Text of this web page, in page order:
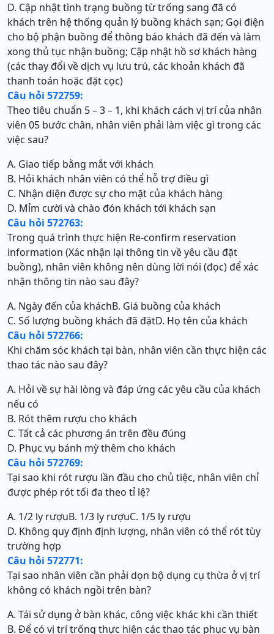
D. Cập nhật tình trạng buồng từ trống sang đã có
khách trên hệ thống quản lý buồng khách sạn; Gọi điện
cho bộ phận buồng để thông báo khách đã đến và làm
xong thủ tục nhận buồng; Cập nhật hồ sơ khách hàng
(các thay đổi về dịch vụ lưu trú, các khoản khách đã
thanh toán hoặc đặt cọc)
Câu hỏi 572759:
Theo tiêu chuẩn 5 – 3 – 1, khi khách cách vị trí của nhân
viên 05 bước chân, nhân viên phải làm việc gì trong các
việc sau?
A. Giao tiếp bằng mắt với khách
B. Hỏi khách nhân viên có thể hỗ trợ điều gì
C. Nhận diện được sự cho mặt của khách hàng
D. Mỉm cười và chào đón khách tới khách sạn
Câu hỏi 572763:
Trong quá trình thực hiện Re-confirm reservation
information (Xác nhận lại thông tin về yêu cầu đặt
buồng), nhân viên không nên dùng lời nói (đọc) để xác
nhận thông tin nào sau đây?
A. Ngày đến của kháchB. Giá buồng của khách
C. Số lượng buồng khách đã đặtD. Họ tên của khách
Câu hỏi 572766:
Khi chăm sóc khách tại bàn, nhân viên cần thực hiện các
thao tác nào sau đây?
A. Hỏi về sự hài lòng và đáp ứng các yêu cầu của khách
nếu có
B. Rót thêm rượu cho khách
C. Tất cả các phương án trên đều đúng
D. Phục vụ bánh mỳ thêm cho khách
Câu hỏi 572769:
Tại sao khi rót rượu lần đầu cho chủ tiệc, nhân viên chỉ
được phép rót tối đa theo tỉ lệ?
A. 1/2 ly rượuB. 1/3 ly rượuC. 1/5 ly rượu
D. Không quy định định lượng, nhân viên có thể rót tùy
trường hợp
Câu hỏi 572771:
Tại sao nhân viên cần phải dọn bộ dụng cụ thừa ở vị trí
không có khách ngồi trên bàn?
A. Tái sử dụng ở bàn khác, công việc khác khi cần thiết
B. Để có vị trí trống thực hiện các thao tác phục vụ bàn